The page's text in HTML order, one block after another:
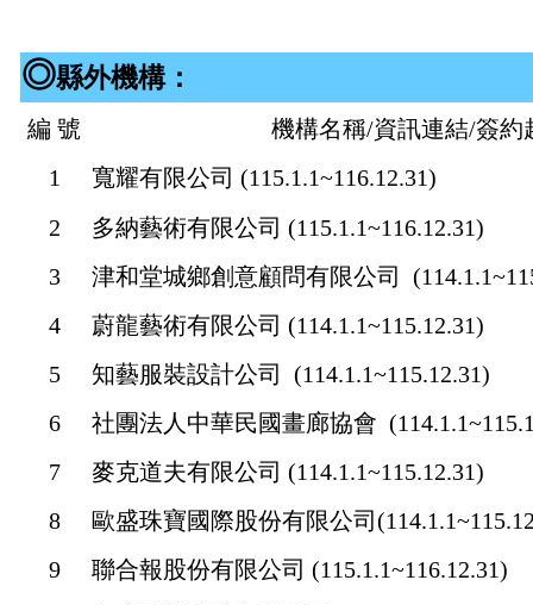
◎縣外機構：
編 號
機構名稱/資訊連結/簽約
1
寬耀有限公司 (115.1.1~116.12.31)
2
多納藝術有限公司 (115.1.1~116.12.31)
3
津和堂城鄉創意顧問有限公司
4
蔚龍藝術有限公司 (114.1.1~115.12.31)
5
知藝服裝設計公司
(114.1.1~115.12.31)
6
社團法人中華民國畫廊協會
7
麥克道夫有限公司 (114.1.1~115.12.31)
8
歐盛珠寶國際股份有限公司
9
聯合報股份有限公司 (115.1.1~116.12.31)